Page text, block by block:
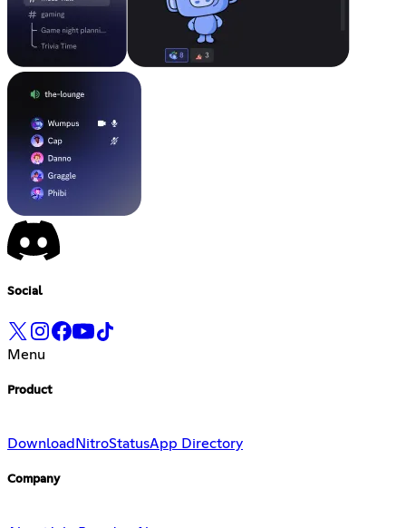
Social
Menu
Product
Download NitroStatusApp Directory
Company